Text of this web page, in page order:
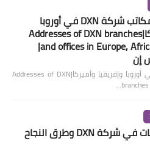
عناوين فروع ومكاتب شركة DXN في أوروبا
وإفريقيا وأميركا|Addresses of DXN branches
and offices in Europe, Africa and America|
إن
عناوين فروع ومكاتب شركة DXN في أوروبا وإفريقيا وأميركا|Addresses of DXN
المراتب والترقيات في شركة DXN وطرق النجاح